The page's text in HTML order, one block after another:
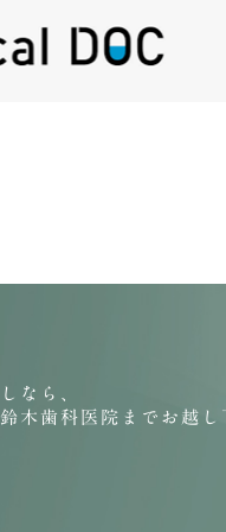
なら、
木歯科医院までお越